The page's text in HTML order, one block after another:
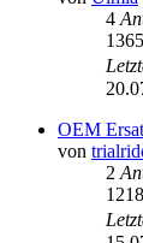
4
OEM
von
2